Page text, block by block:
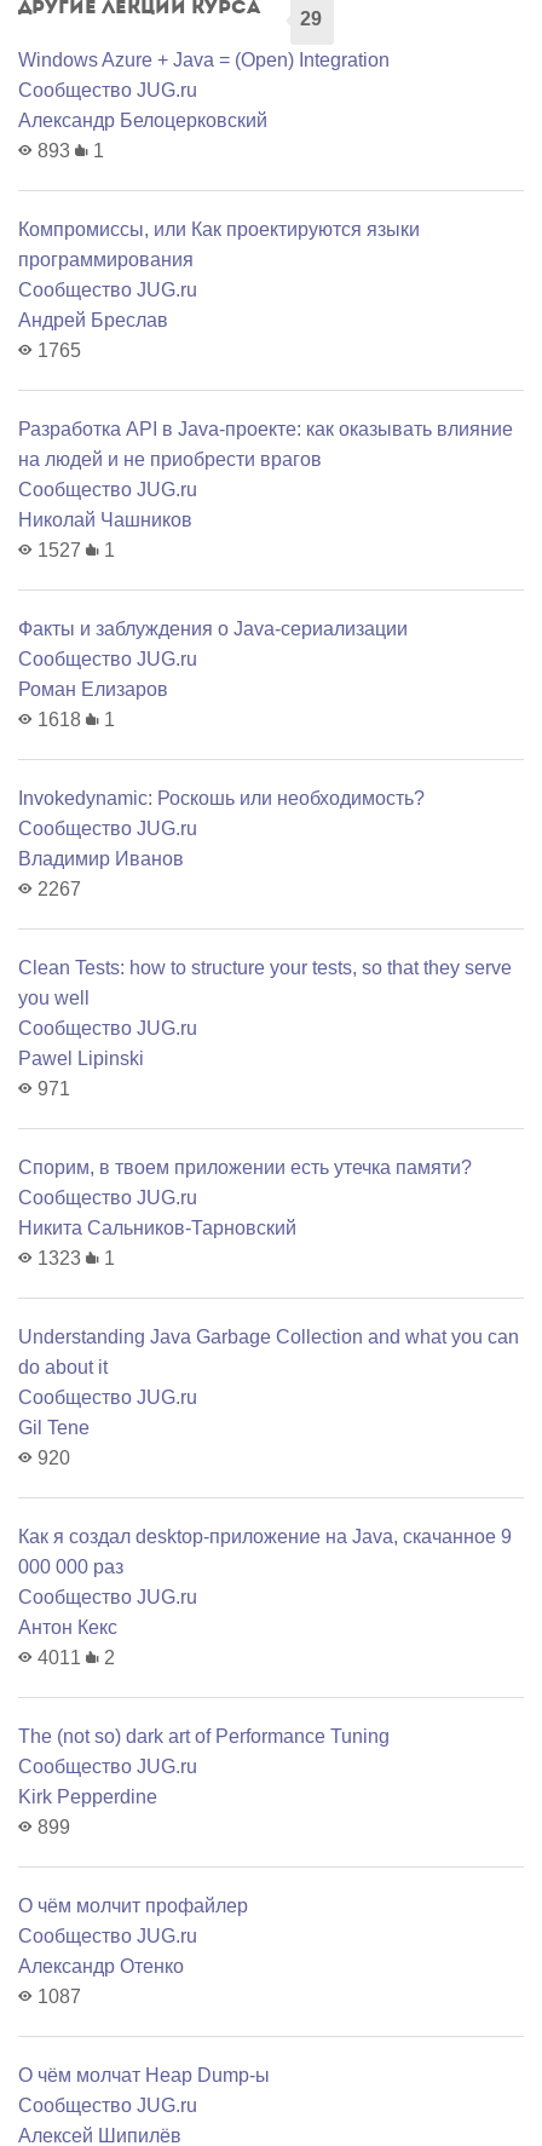
Другие лекции курса
29
Windows Azure + Java = (Open) Integration
Сообщество JUG.ru
Александр Белоцерковский
893
1
Компромиссы, или Как проектируются языки
программирования
Сообщество JUG.ru
Андрей Бреслав
1765
Разработка API в Java-проекте: как оказывать влияние
на людей и не приобрести врагов
Сообщество JUG.ru
Николай Чашников
1527
1
Факты и заблуждения о Java-сериализации
Сообщество JUG.ru
Роман Елизаров
1618
1
Invokedynamic: Роскошь или необходимость?
Сообщество JUG.ru
Владимир Иванов
2267
Clean Tests: how to structure your tests, so that they serve
you well
Сообщество JUG.ru
Pawel Lipinski
971
Спорим, в твоем приложении есть утечка памяти?
Сообщество JUG.ru
Никита Сальников-Тарновский
1323
1
Understanding Java Garbage Collection and what you can
do about it
Сообщество JUG.ru
Gil Tene
920
Как я создал desktop-приложение на Java, скачанное 9
000 000 раз
Сообщество JUG.ru
Антон Кекс
4011
2
The (not so) dark art of Performance Tuning
Сообщество JUG.ru
Kirk Pepperdine
899
О чём молчит профайлер
Сообщество JUG.ru
Александр Отенко
1087
О чём молчат Heap Dump-ы
Сообщество JUG.ru
Алексей Шипилёв